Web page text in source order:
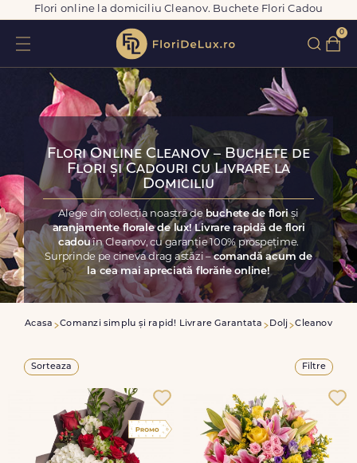
Flori online la domiciliu Cleanov. Buchete Flori Cadou
0
Flori Online Cleanov – Buchete de
Flori și Cadouri cu Livrare la
Domiciliu
Alege din colecția noastră de buchete de floriși
aranjamente florale de lux! Livrare rapidă de flori
cadouîn Cleanov, cu garanție 100% prospețime.
Surprinde pe cineva drag astăzi –comandă acum de
la cea mai apreciată florărie online!
Acasa Comanzi simplu și rapid! Livrare Garantata Dolj Cleanov
Sorteaza Filtre